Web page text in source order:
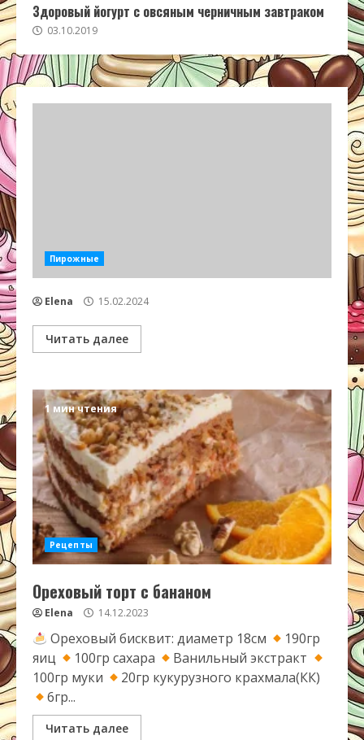
Здоровый йогурт с овсяным черничным завтраком
03.10.2019
Пирожные
Elena 15.02.2024
Читать далее
1 мин чтения
Рецепты
Ореховый торт с бананом
Elena 14.12.2023
Ореховый бисквит: диаметр 18см
190гр
яиц
100гр сахара
Ванильный экстракт
100гр муки
20гр кукурузного крахмала(КК)
6гр...
Читать далее